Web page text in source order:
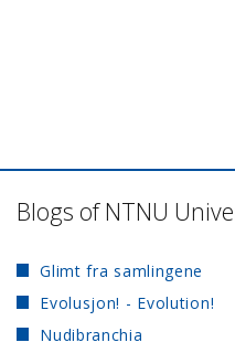
Blogs of NTNU
Glimt fra samlingene
Evolusjon! - Evolution!
Nudibranchia